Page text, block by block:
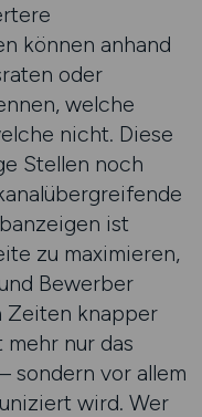
können anhand
oder
welche
nicht. Diese
Stellen noch
ist
zu maximieren,
Bewerber
Zeiten knapper
nur das
sondern vor allem
wird. Wer